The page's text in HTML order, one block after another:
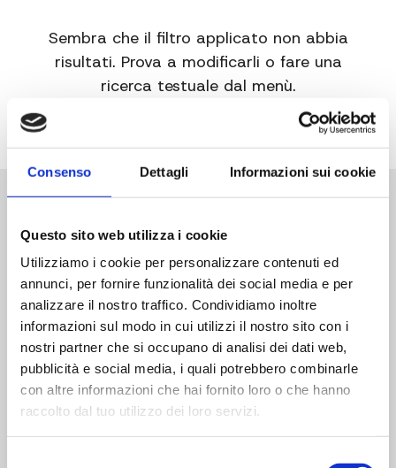
Consenso Dettagli Informazioni sui cookie
Questo sito web utilizza i cookie
Utilizziamo i cookie per personalizzare contenuti ed
annunci, per fornire funzionalità dei social media e per
analizzare il nostro traffico. Condividiamo inoltre
informazioni sul modo in cui utilizzi il nostro sito con i
nostri partner che si occupano di analisi dei dati web,
pubblicità e social media, i quali potrebbero combinarle
con altre informazioni che hai fornito loro o che hanno
raccolto dal tuo utilizzo dei loro servizi.
Sembra che il filtro applicato non abbia
risultati. Prova a modificarli o fare una
ricerca testuale dal menù.
Sede Operativa
Via Sanguine, 11
46030 Correggioverde di Dosolo
(Mantova) Italia